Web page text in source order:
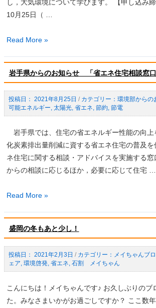
な
手
し，大気環境について学びます。 【申し込み
10月25日（ …
「も
お
か
の
秋
の
開
催
の
お
ら
せ
Read More »
岩手県からのお知らせ 「省エネ住宅相談窓
2021年8月25日 / 環境部からの
可能エネルギー, 太陽光, 省エネ, 節約, 節電
岩手県では、住宅の省エネルギー性能の向上
化炭素排出量削減に資する省エネ住宅の普及
ネ住宅に関する相談・アドバイスを実施する
からの相談に応じるほか，必要に応じて住宅 …
岩
県
か
ら
の
お
Read More »
盛岡の冬もあと少し！
2021年2月3日 / メイちゃんブ
ェア, 環境啓発, 省エネ, 石割 メイちゃん
こんにちは！メイちゃんです♪ お久しぶりのブ
た。みなさまいかがお過ごしですか？ ここ数